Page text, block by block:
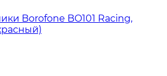
Borofone BO101 Racing,